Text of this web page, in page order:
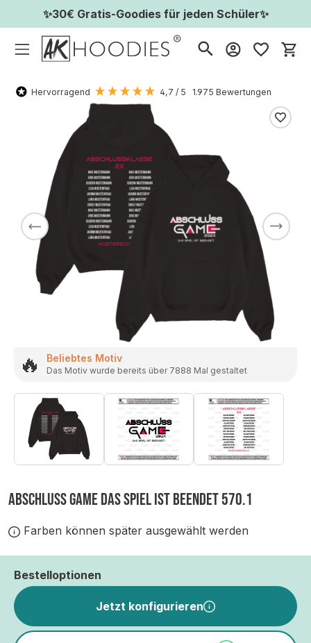
✨30€ Gratis-Goodies für jeden Schüler✨
Hervorragend 4,7 / 5 1.975 Bewertungen
🔥 Beliebtes Motiv
Das Motiv wurde bereits über 7888 Mal gestaltet
ABSCHLUSS GAME DAS SPIEL IST BEENDET 570.1
Farben können später ausgewählt werden
Bestelloptionen
Jetzt konfigurieren